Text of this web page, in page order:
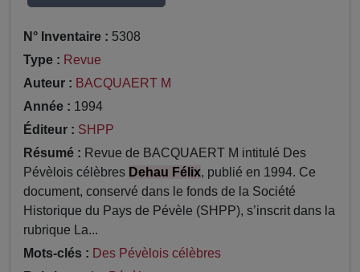
N° Inventaire : 5308
Type : Revue
Auteur : BACQUAERT M
Année : 1994
Éditeur : SHPP
Résumé : Revue de BACQUAERT M intitulé Des
Pévèlois célèbres Dehau Félix, publié en 1994. Ce
document, conservé dans le fonds de la Société
Historique du Pays de Pévèle (SHPP), s’inscrit dans la
rubrique La...
Mots-clés : Des Pévèlois célèbres